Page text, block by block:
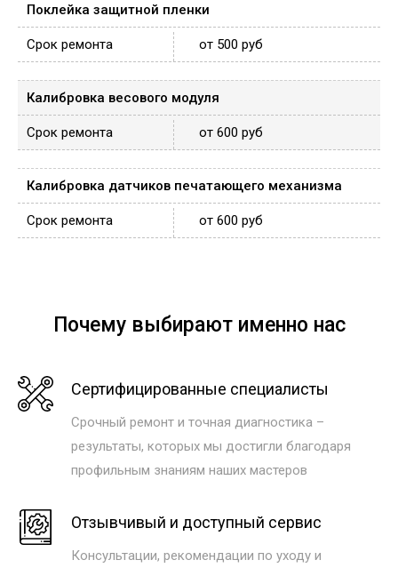
Поклейка защитной пленки
от 500 руб
Калибровка весового модуля
от 600 руб
Калибровка датчиков печатающего механизма
от 600 руб
Почему выбирают именно нас
Сертифицированные специалисты
Срочный ремонт и точная диагностика –
результаты, которых мы достигли благодаря
профильным знаниям наших мастеров
Отзывчивый и доступный сервис
Консультации, рекомендации по уходу и